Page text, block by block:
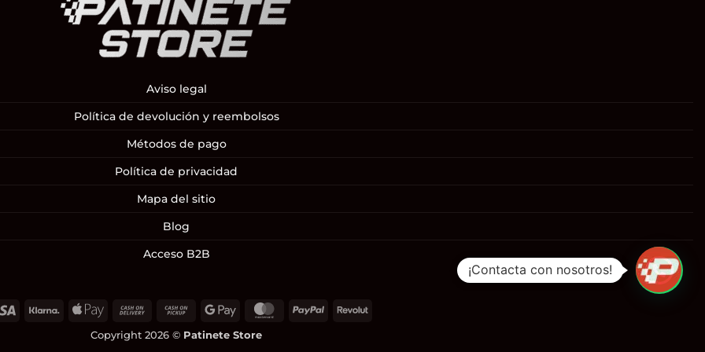
Aviso legal
Política de devolución y reembolsos
Métodos de pago
Política de privacidad
Mapa del sitio
Blog
Acceso B2B
Visa Klarna
Apple
Cash
Delivery
Cash
Pickup
Google
MasterCardPayPal Revolut
Copyright 2026 © Patinete Store
¡Contacta con nosotros!